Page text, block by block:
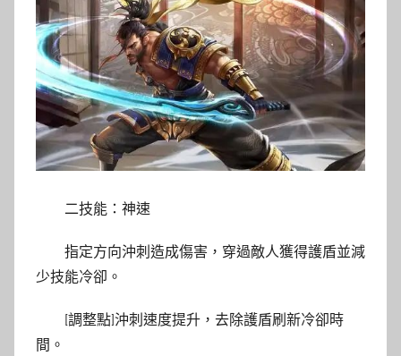
二技能：神速
指定方向沖刺造成傷害，穿過敵人獲得護盾並減
少技能冷卻。
[調整點]沖刺速度提升，去除護盾刷新冷卻時
間。